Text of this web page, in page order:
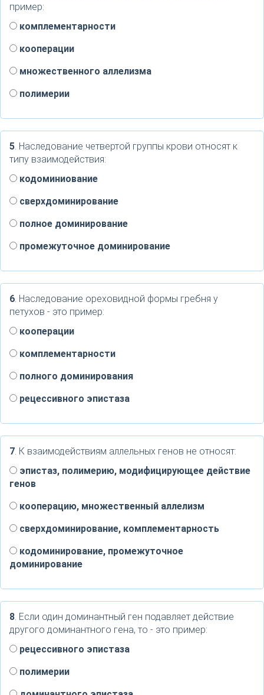
пример:
комплементарности
кооперации
множественного аллелизма
полимерии
5. Наследование четвертой группы крови относят к
типу взаимодействия:
кодоминиование
сверхдоминирование
полное доминирование
промежуточное доминирование
6. Наследование ореховидной формы гребня у
петухов - это пример:
кооперации
комплементарности
полного доминирования
рецессивного эпистаза
7. К взаимодействиям аллельных генов не относят:
эпистаз, полимерию, модифицирующее действие
генов
кооперацию, множественный аллелизм
сверхдоминирование, комплементарность
кодоминирование, промежуточное
доминирование
8. Если один доминантный ген подавляет действие
другого доминантного гена, то - это пример:
рецессивного эпистаза
полимерии